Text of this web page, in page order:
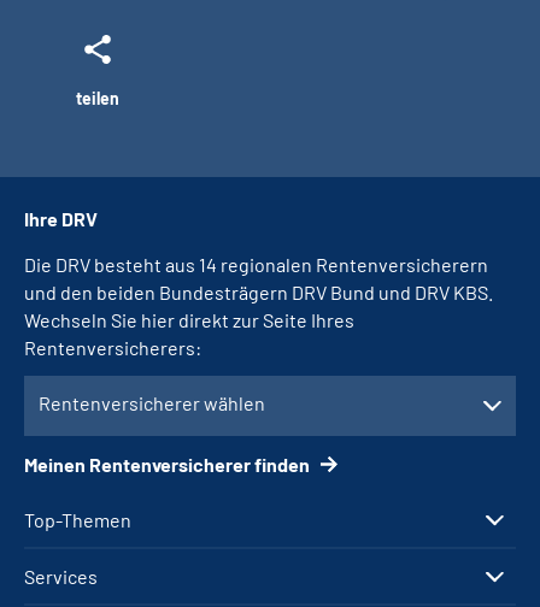
teilen
Top-Themen
Services
Ihre DRV
Die DRV besteht aus 14 regionalen Rentenversicherern
und den beiden Bundesträgern DRV Bund und DRV KBS.
Wechseln Sie hier direkt zur Seite Ihres
Rentenversicherers:
Rentenversicherer wählen
Meinen Rentenversicherer finden